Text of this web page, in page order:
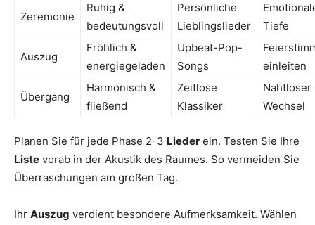
Zeremonie
Ruhig &
bedeutungsvoll
Persönliche
Lieblingslieder
Tiefe
Auszug
Fröhlich &
energiegeladen
Upbeat-Pop-
Songs
einleiten
Übergang
Harmonisch &
fließend
Zeitlose
Klassiker
Nahtloser
Wechsel
Planen Sie für jede Phase 2-3 Lieder ein. Testen Sie Ihre
Liste vorab in der Akustik des Raumes. So vermeiden Sie
Überraschungen am großen Tag.
Ihr Auszug verdient besondere Aufmerksamkeit. Wählen